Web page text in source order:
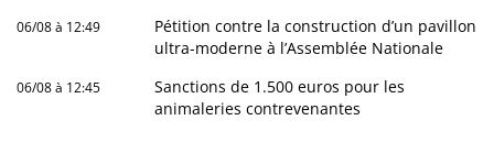
06/08 à 12:49
Pétition contre la construction d’un pavillon
ultra-moderne à l’Assemblée Nationale
06/08 à 12:45
Sanctions de 1.500 euros pour les
animaleries contrevenantes